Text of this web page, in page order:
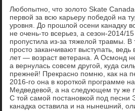
Любопытно, что золото Skate
первой за всю карьеру победой на
уровня. До прошлой осени канадку
не очень-то всерьез, а сезон-2014/
пропустила из-за тяжелой травмы. В
просто заканчивают выступать,
лет — возраст ветерана. А Осмонд
а вернулась совсем другой, куда
прежней! Прекрасно помню, как на
2016-го она в короткой программе
Медведевой, а на следующем ту же
С той самой постановкой под песни
канадка оставила и на нынешний,